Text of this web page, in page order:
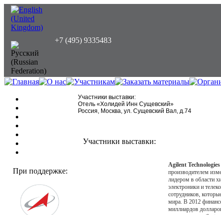
+7 (495) 9335483
При поддержке:
Участники выставки:
Отель «Холидей Инн Сущевский»
Россия, Москва, ул. Сущевский Вал, д.74
Участники выставки:
Agilent
производителем
лидером в области
электроники и
сотрудников,
мира. В 2012
миллиардов